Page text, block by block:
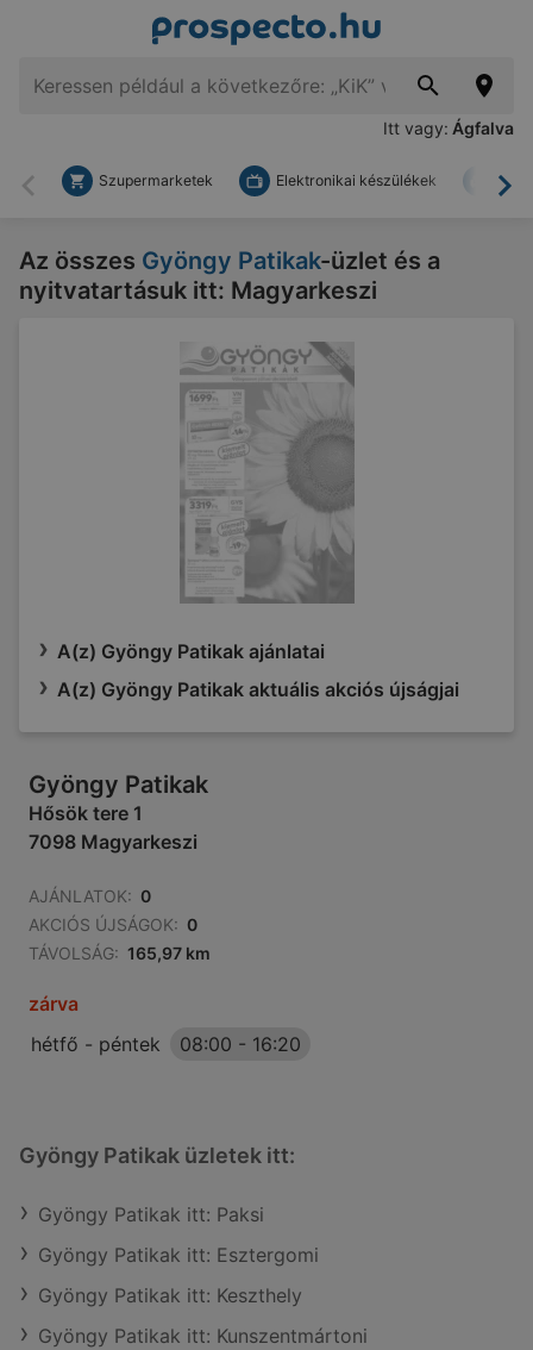
Itt vagy: Ágfalva
Vissza
Szupermarketek Elektronikai készülékek
Az összes Gyöngy Patikak-üzlet és a
nyitvatartásuk itt: Magyarkeszi
A(z) Gyöngy Patikak ajánlatai
A(z) Gyöngy Patikak aktuális akciós újságjai
Gyöngy Patikak
Hősök tere 1
7098 Magyarkeszi
AJÁNLATOK: 0
AKCIÓS ÚJSÁGOK: 0
TÁVOLSÁG: 165,97 km
zárva
hétfő - péntek
08:00 - 16:20
Gyöngy Patikak üzletek itt:
Gyöngy Patikak itt: Paksi
Gyöngy Patikak itt: Esztergomi
Gyöngy Patikak itt: Keszthely
Gyöngy Patikak itt: Kunszentmártoni